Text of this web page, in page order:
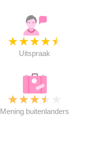
★★★★★
Uitspraak
★★★★
Mening buitenlanders